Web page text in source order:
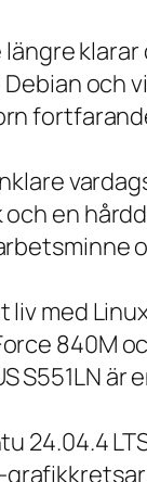
och
en
med
840M
är